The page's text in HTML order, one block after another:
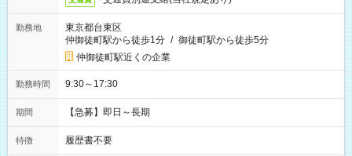
勤務地
東京都台東区
仲御徒町駅から徒歩1分 / 御徒町駅から徒歩5分
仲御徒町駅近くの企業
勤務時間 9:30～17:30
期間 【急募】即日～長期
特徴 履歴書不要